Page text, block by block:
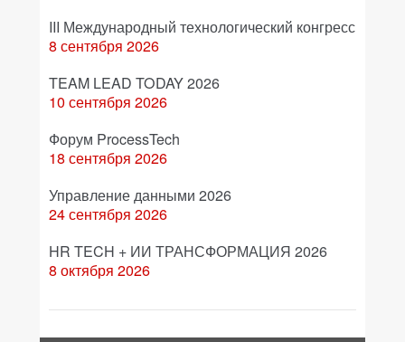
III Международный технологический конгресс
8 сентября 2026
TEAM LEAD TODAY 2026
10 сентября 2026
Форум ProcessTech
18 сентября 2026
Управление данными 2026
24 сентября 2026
HR TECH + ИИ ТРАНСФОРМАЦИЯ 2026
8 октября 2026